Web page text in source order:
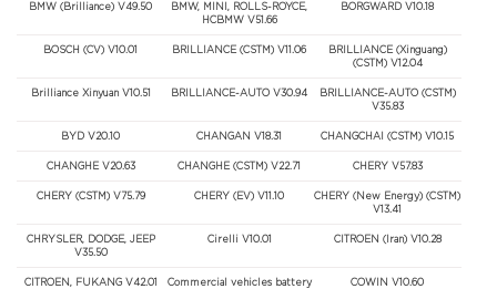
BMW (Brilliance) V49.50
BMW, MINI, ROLLS-ROYCE,
HCBMW V51.66
BORGWARD V10.18
BOSCH (CV) V10.01 BRILLIANCE (CSTM) V11.06
BRILLIANCE (Xinguang)
(CSTM) V12.04
Brilliance Xinyuan V10.51 BRILLIANCE-AUTO V30.94
BRILLIANCE-AUTO (CSTM)
V35.83
BYD V20.10 CHANGAN V18.31 CHANGCHAI (CSTM) V10.15
CHANGHE V20.63 CHANGHE (CSTM) V22.71 CHERY V57.83
CHERY (CSTM) V75.79 CHERY (EV) V11.10
CHERY (New Energy) (CSTM)
V13.41
CHRYSLER, DODGE, JEEP
V35.50
Cirelli V10.01 CITROEN (Iran) V10.28
CITROEN, FUKANG V42.01
Commercial vehicles battery
COWIN V10.60